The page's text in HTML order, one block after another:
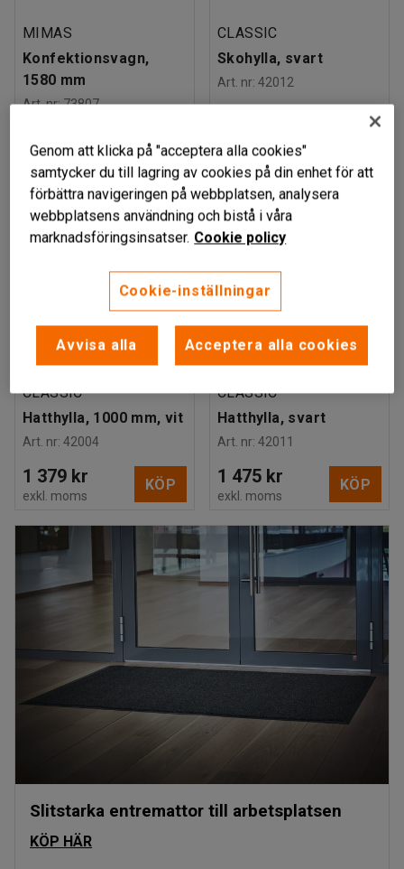
MIMAS
Konfektionsvagn,
1580 mm
Art. nr:73807
exkl. moms
KÖP
CLASSIC
Skohylla, svart
Art. nr: 42012
exkl. moms
CLASSIC
Hatthylla, 1000 mm, vit
Art. nr: 42004
1 379 kr
exkl. moms
KÖP
CLASSIC
Hatthylla, svart
Art. nr: 42011
1 475 kr
exkl. moms
KÖP
Slitstarka entremattor till arbetsplatsen
KÖP HÄR
Genom att klicka på "acceptera alla cookies"
samtycker du till lagring av cookies på din enhet för att
förbättra navigeringen på webbplatsen, analysera
webbplatsens användning och bistå i våra
marknadsföringsinsatser. Cookie policy
Cookie-inställningar
Avvisa alla Acceptera alla cookies